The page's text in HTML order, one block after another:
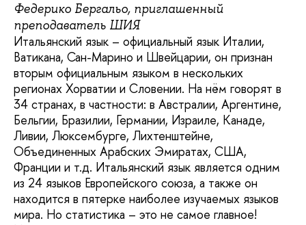
Федерико Бергальо, приглашенный
преподаватель ШИЯ
Итальянский язык – официальный язык Италии,
Ватикана, Сан-Марино и Швейцарии, он признан
вторым официальным языком в нескольких
регионах Хорватии и Словении. На нём говорят в
34 странах, в частности: в Австралии, Аргентине,
Бельгии, Бразилии, Германии, Израиле, Канаде,
Ливии, Люксембурге, Лихтенштейне,
Объединенных Арабских Эмиратах, США,
Франции и т.д. Итальянский язык является одним
из 24 языков Европейского союза, а также он
находится в пятерке наиболее изучаемых языков
мира. Но статистика – это не самое главное!